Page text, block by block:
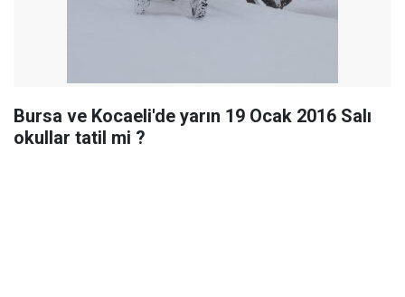
Bursa ve Kocaeli'de yarın 19 Ocak 2016 Salı
okullar tatil mi ?